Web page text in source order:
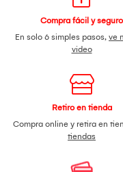
Compra fácil y seguro
En solo 6 simples pasos, ve
video
Retiro en tienda
Compra online y retira en
tiendas